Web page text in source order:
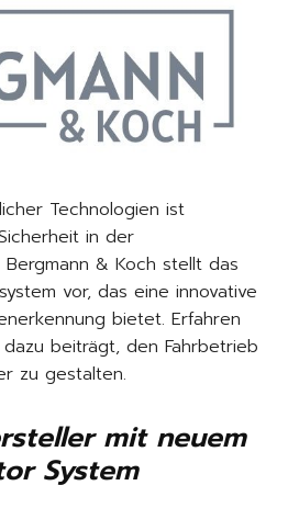
Technologien ist
in der
& Koch stellt das
vor, das eine innovative
bietet. Erfahren
beiträgt, den Fahrbetrieb
zu gestalten.
mit neuem
System